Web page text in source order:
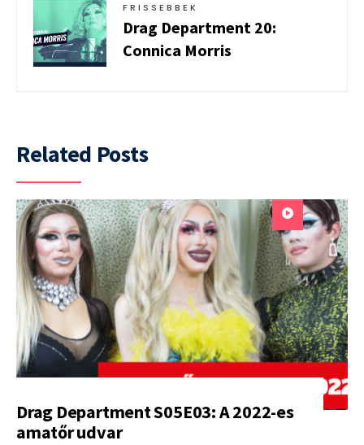
FRISSEBBEK
Drag Department 20:
Connica Morris
Related Posts
Drag Department S05E03: A 2022-es
amatőr udvar